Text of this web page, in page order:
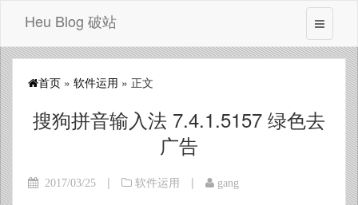
Heu Blog 破站
首页 » 软件运用 » 正文
搜狗拼音输入法 7.4.1.5157 绿色去
广告
2017/03/25 | 软件运用 | gang